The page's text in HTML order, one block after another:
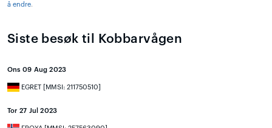
å endre.
Siste besøk til Kobbarvågen
Ons 09 Aug 2023
EGRET [MMSI: 211750510]
Tor 27 Jul 2023